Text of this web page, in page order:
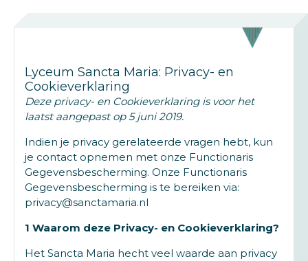
Lyceum Sancta Maria: Privacy- en
Cookieverklaring
Deze privacy- en Cookieverklaring is voor het
laatst aangepast op 5 juni 2019.
Indien je privacy gerelateerde vragen hebt, kun
je contact opnemen met onze Functionaris
Gegevensbescherming. Onze Functionaris
Gegevensbescherming is te bereiken via:
privacy@sanctamaria.nl
1 Waarom deze Privacy- en Cookieverklaring?
Het Sancta Maria hecht veel waarde aan privacy